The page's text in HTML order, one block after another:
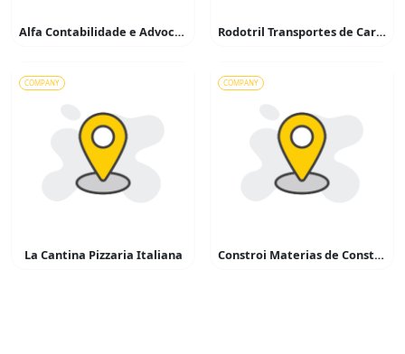
Alfa Contabilidade e Advocacia Rodotril Transportes de Cargas
COMPANY
La Cantina Pizzaria Italiana
COMPANY
Constroi Materias de Construção